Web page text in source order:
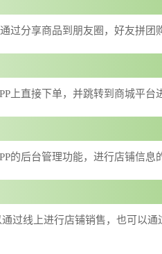
过分享商品到朋友圈，好友拼团
上直接下单，并跳转到商城平台
的后台管理功能，进行店铺信息
过线上进行店铺销售，也可以